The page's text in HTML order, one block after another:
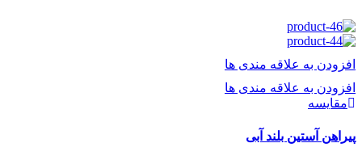
افزودن به علاقه مندی ها
افزودن به علاقه مندی ها
مقایسه
پیراهن آستین بلند آبی